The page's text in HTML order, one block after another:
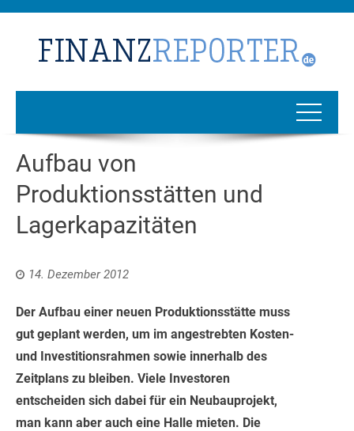
Aufbau von
Produktionsstätten und
Lagerkapazitäten
14. Dezember 2012
Der Aufbau einer neuen Produktionsstätte muss
gut geplant werden, um im angestrebten Kosten-
und Investitionsrahmen sowie innerhalb des
Zeitplans zu bleiben. Viele Investoren
entscheiden sich dabei für ein Neubauprojekt,
man kann aber auch eine Halle mieten. Die